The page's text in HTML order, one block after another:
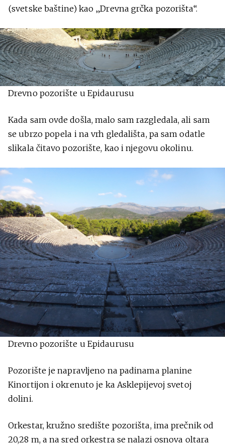
(svetske baštine) kao „Drevna grčka pozorišta“.
Drevno pozorište u Epidaurusu
Kada sam ovde došla, malo sam razgledala, ali sam
se ubrzo popela i na vrh gledališta, pa sam odatle
slikala čitavo pozorište, kao i njegovu okolinu.
Drevno pozorište u Epidaurusu
Pozorište je napravljeno na padinama planine
Kinortijon i okrenuto je ka Asklepijevoj svetoj
dolini.
Orkestar, kružno središte pozorišta, ima prečnik od
20,28 m, a na sred orkestra se nalazi osnova oltara